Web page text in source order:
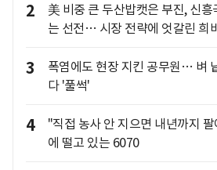
2
美 비중 큰 두산밥캣은 부진, 신흥
는 선전… 시장 전략에 엇갈린 희비
3
폭염에도 현장 지킨 공무원… 벼
다 '풀썩'
4
"직접 농사 안 지으면 내년까지
에 떨고 있는 6070